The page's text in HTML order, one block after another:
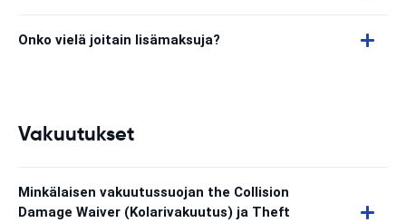
Onko vielä joitain lisämaksuja?
Vakuutukset
Minkälaisen vakuutussuojan the Collision
Damage Waiver (Kolarivakuutus) ja Theft